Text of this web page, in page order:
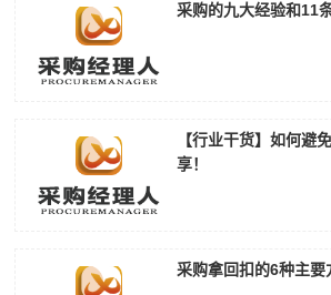
采购的九大经验和11
【行业干货】如何避
享！
采购拿回扣的6种主要